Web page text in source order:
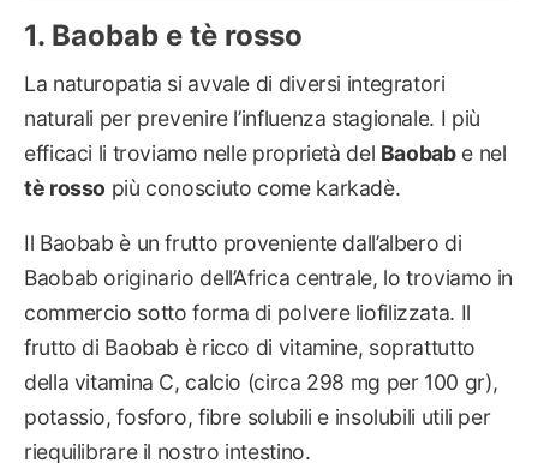
Baobab e tè rosso
La naturopatia si avvale di diversi integratori
naturali per prevenire l’influenza stagionale. I più
efficaci li troviamo nelle proprietà del Baobabe nel
tè rosso più conosciuto come karkadè.
Il Baobab è un frutto proveniente dall’albero di
Baobab originario dell’Africa centrale, lo troviamo in
commercio sotto forma di polvere liofilizzata. Il
frutto di Baobab è ricco di vitamine, soprattutto
della vitamina C, calcio (circa 298 mg per 100 gr),
potassio, fosforo, fibre solubili e insolubili utili per
riequilibrare il nostro intestino.